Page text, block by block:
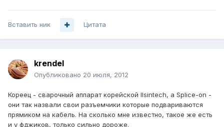
Вставить ник Цитата
krendel
Опубликовано 20 июля, 2012
Кореец - сварочный аппарат корейской Ilsintech, а Splice-on -
они так назвали свои разъемчики которые подвариваются
прямиком на кабель. На сколько мне известно, такое же есть
и у фджиков, только сильно дороже.